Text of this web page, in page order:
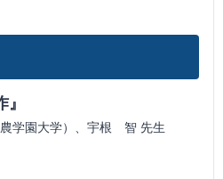
学園大学）、宇根 智 先生